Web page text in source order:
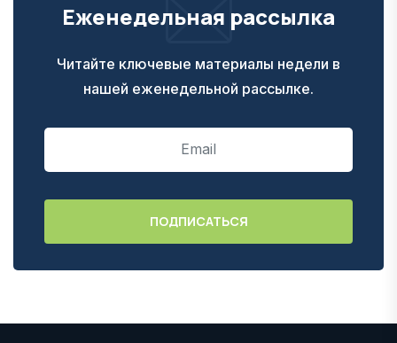
Еженедельная рассылка
Читайте ключевые материалы недели в
нашей еженедельной рассылке.